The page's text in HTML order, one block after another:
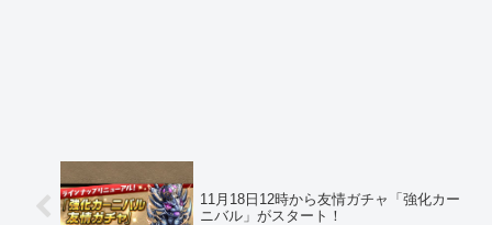
11月18日12時から友情ガチャ「強化カー
ニバル」がスタート！